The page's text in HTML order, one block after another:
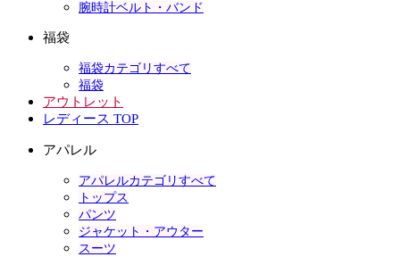
腕時計ベルト・バンド
福袋
福袋カテゴリすべて
福袋
アウトレット
レディース TOP
アパレル
アパレルカテゴリすべて
トップス
パンツ
ジャケット・アウター
スーツ